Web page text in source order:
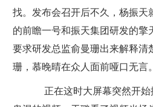
找。发布会召开后不久，杨振天
的前瞻一号和振天集团研发的擎
要求研发总监俞曼珊出来解释清
珊，慕晚晴在众人面前哑口无言。
正在这时大屏幕突然开始